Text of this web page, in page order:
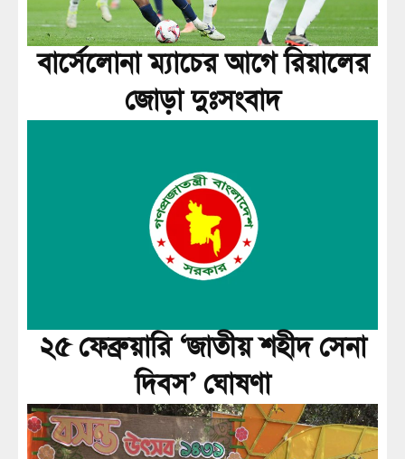
বার্সেলোনা ম্যাচের আগে রিয়ালের
জোড়া দুঃসংবাদ
২৫ ফেব্রুয়ারি ‘জাতীয় শহীদ সেনা
দিবস’ ঘোষণা